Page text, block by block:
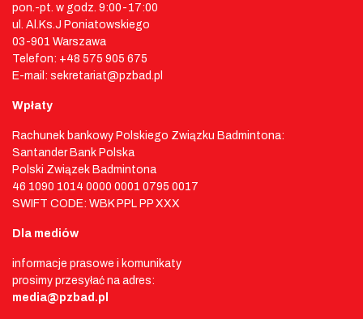
pon.-pt. w godz. 9:00-17:00
ul. Al.Ks.J Poniatowskiego
03-901 Warszawa
Telefon: +48 575 905 675
E-mail: sekretariat@pzbad.pl
Wpłaty
Rachunek bankowy Polskiego Związku Badmintona:
Santander Bank Polska
Polski Związek Badmintona
46 1090 1014 0000 0001 0795 0017
SWIFT CODE: WBK PPL PP XXX
Dla mediów
informacje prasowe i komunikaty
prosimy przesyłać na adres:
media@pzbad.pl